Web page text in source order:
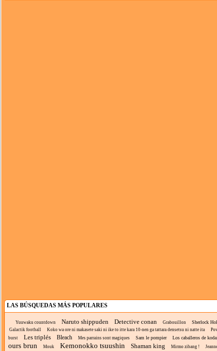
LAS BÚSQUEDAS MÁS POPULARES
Yuuwaku countdown Naruto shippuden Detective conan Grabouillon Sherlock
Galactik football Koko wa ore ni makasete saki ni ike to itte kara 10-nen ga tattara densetsu ni natte ita
burst
Les triplés Bleach Mes parrains sont magiques Sam le pompier Los caballeros de
ours brun Mouk Kemonokko tsuushin Shaman king Mirmo zibang !